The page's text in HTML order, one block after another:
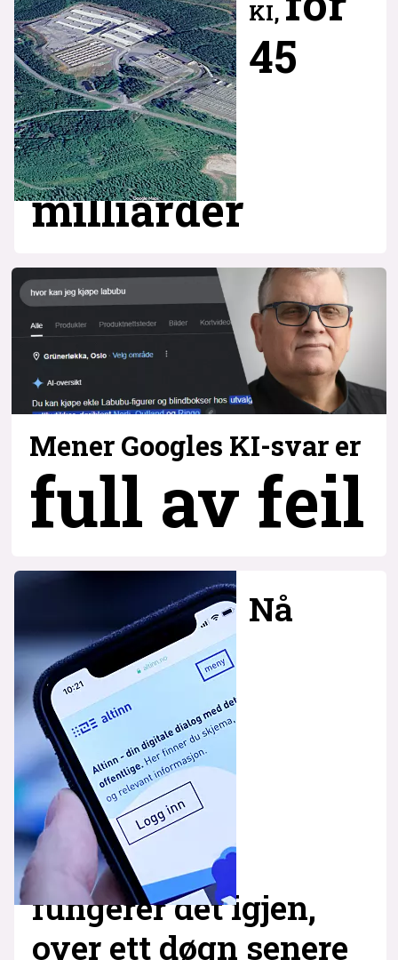
KI,
45
milliarder
Mener Googles KI-svar er
full av feil
Nå
fungerer det igjen,
over ett døgn senere